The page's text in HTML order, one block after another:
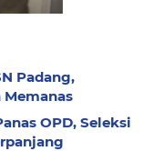
Padang,
Memanas
OPD, Seleksi